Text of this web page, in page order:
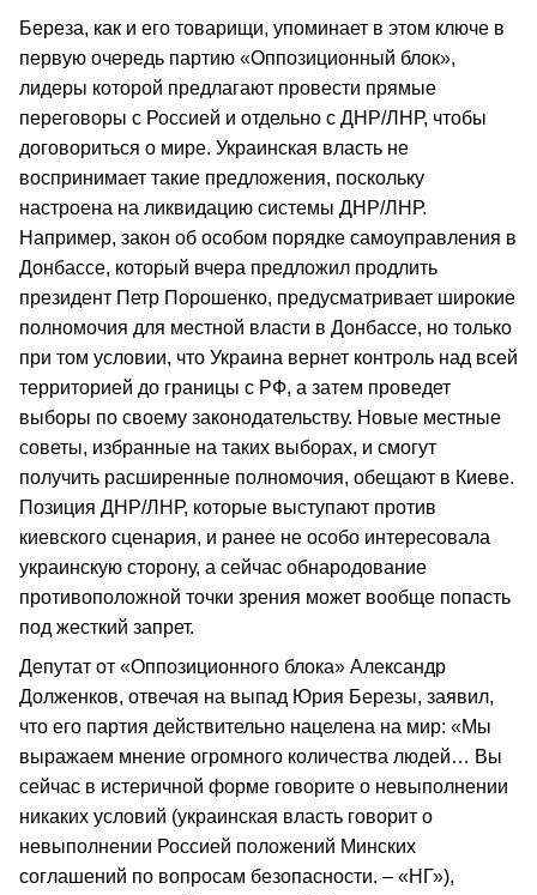
Береза, как и его товарищи, упоминает в этом ключе в
первую очередь партию «Оппозиционный блок»,
лидеры которой предлагают провести прямые
переговоры с Россией и отдельно с ДНР/ЛНР, чтобы
договориться о мире. Украинская власть не
воспринимает такие предложения, поскольку
настроена на ликвидацию системы ДНР/ЛНР.
Например, закон об особом порядке самоуправления в
Донбассе, который вчера предложил продлить
президент Петр Порошенко, предусматривает широкие
полномочия для местной власти в Донбассе, но только
при том условии, что Украина вернет контроль над всей
территорией до границы с РФ, а затем проведет
выборы по своему законодательству. Новые местные
советы, избранные на таких выборах, и смогут
получить расширенные полномочия, обещают в Киеве.
Позиция ДНР/ЛНР, которые выступают против
киевского сценария, и ранее не особо интересовала
украинскую сторону, а сейчас обнародование
противоположной точки зрения может вообще попасть
под жесткий запрет.
Депутат от «Оппозиционного блока» Александр
Долженков, отвечая на выпад Юрия Березы, заявил,
что его партия действительно нацелена на мир: «Мы
выражаем мнение огромного количества людей… Вы
сейчас в истеричной форме говорите о невыполнении
никаких условий (украинская власть говорит о
невыполнении Россией положений Минских
соглашений по вопросам безопасности. – «НГ»),